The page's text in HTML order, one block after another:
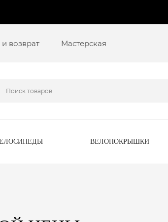
возврат Мастерская
ВЕЛОПОКРЫШКИ